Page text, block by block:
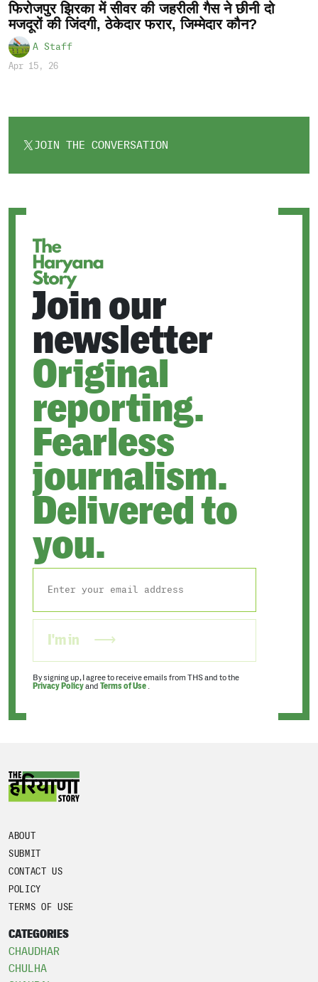
फिरोजपुर झिरका में सीवर की जहरीली गैस ने छीनी दो
मजदूरों की जिंदगी, ठेकेदार फरार, जिम्मेदार कौन?
A Staff
Apr 15, 26
JOIN THE CONVERSATION
OPENS
Join our
newsletter
Original
reporting.
Fearless
journalism.
Delivered to
you.
I'm in
By signing up, I agree to receive emails from THS and to the
Privacy Policyand Terms of Use .
ABOUT
SUBMIT
CONTACT US
POLICY
TERMS OF USE
CATEGORIES
CHAUDHAR
CHULHA